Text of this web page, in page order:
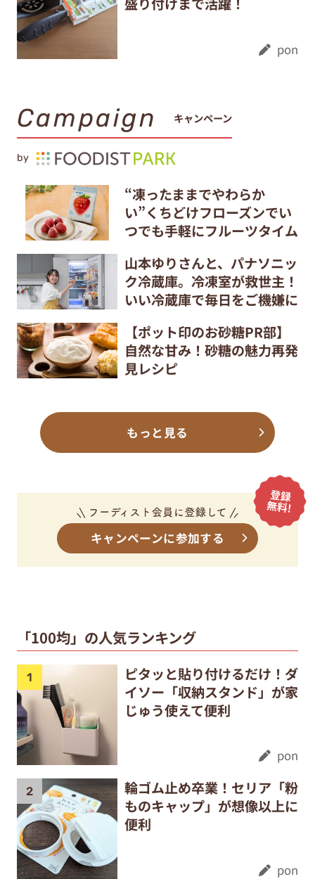
pon
Campaign キャンペーン
by
“凍ったままでやわらか
い”くちどけフローズンでい
つでも手軽にフルーツタイム
山本ゆりさんと、パナソニッ
ク冷蔵庫。冷凍室が救世主！
いい冷蔵庫で毎日をご機嫌に
【ポット印のお砂糖PR部】
自然な甘み！砂糖の魅力再発
見レシピ
もっと見る
キャンペーンに参加する
「100均」の人気ランキング
ピタッと貼り付けるだけ！ダ
イソー「収納スタンド」が家
じゅう使えて便利
pon
輪ゴム止め卒業！セリア「粉
ものキャップ」が想像以上に
便利
pon